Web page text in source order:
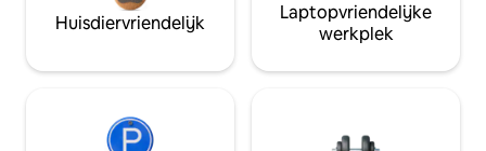
Huisdiervriendelijk
Laptopvriendelijke
werkplek